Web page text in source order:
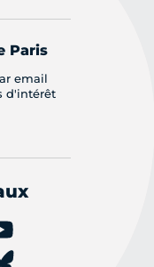
Paris
email
d'intérêt